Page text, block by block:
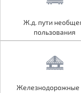
Ж.д. пути
пользования
Железнодорожные
Ж.д. пути
пользования
Железнодорожные